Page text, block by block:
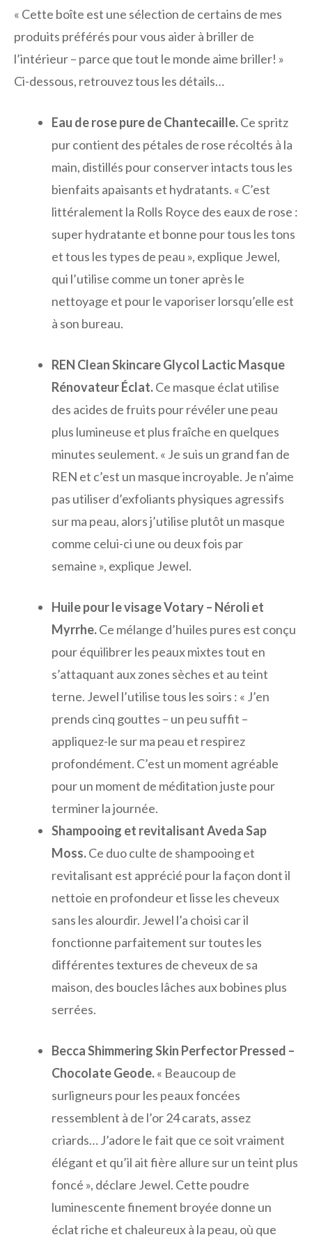
« Cette boîte est une sélection de certains de mes
produits préférés pour vous aider à briller de
l’intérieur – parce que tout le monde aime briller! »
Ci-dessous, retrouvez tous les détails…
Eau de rose pure de Chantecaille.Ce spritz
pur contient des pétales de rose récoltés à la
main, distillés pour conserver intacts tous les
bienfaits apaisants et hydratants. « C’est
littéralement la Rolls Royce des eaux de rose :
super hydratante et bonne pour tous les tons
et tous les types de peau », explique Jewel,
qui l’utilise comme un toner après le
nettoyage et pour le vaporiser lorsqu’elle est
à son bureau.
REN Clean Skincare Glycol Lactic Masque
Rénovateur Éclat.Ce masque éclat utilise
des acides de fruits pour révéler une peau
plus lumineuse et plus fraîche en quelques
minutes seulement. « Je suis un grand fan de
REN et c’est un masque incroyable. Je n’aime
pas utiliser d’exfoliants physiques agressifs
sur ma peau, alors j’utilise plutôt un masque
comme celui-ci une ou deux fois par
semaine », explique Jewel.
Huile pour le visage Votary – Néroli et
Myrrhe.Ce mélange d’huiles pures est conçu
pour équilibrer les peaux mixtes tout en
s’attaquant aux zones sèches et au teint
terne. Jewel l’utilise tous les soirs : « J’en
prends cinq gouttes – un peu suffit –
appliquez-le sur ma peau et respirez
profondément. C’est un moment agréable
pour un moment de méditation juste pour
terminer la journée.
Shampooing et revitalisant Aveda Sap
Moss.Ce duo culte de shampooing et
revitalisant est apprécié pour la façon dont il
nettoie en profondeur et lisse les cheveux
sans les alourdir. Jewel l’a choisi car il
fonctionne parfaitement sur toutes les
différentes textures de cheveux de sa
maison, des boucles lâches aux bobines plus
serrées.
Becca Shimmering Skin Perfector Pressed –
Chocolate Geode.« Beaucoup de
surligneurs pour les peaux foncées
ressemblent à de l’or 24 carats, assez
criards… J’adore le fait que ce soit vraiment
élégant et qu’il ait fière allure sur un teint plus
foncé », déclare Jewel. Cette poudre
luminescente finement broyée donne un
éclat riche et chaleureux à la peau, où que